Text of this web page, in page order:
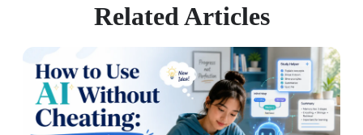
Related Articles